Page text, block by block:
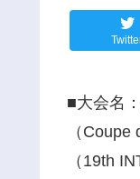
■大会名
（Coupe
（19th